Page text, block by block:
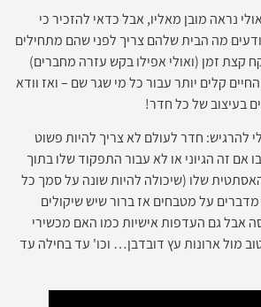
נראה מובן מאליו, אבל כדאי להזכיר כי
מה הבית שלהם צריך לפני שהם מתחילים
קצת זמן (ואולי אפילו בקש עזרה מחברים)
קלים יותר עבור כל מי שגר שם – ואז וודא
בעיצוב של כל חדר!
להרגיש: חדר לעולם לא צריך להיות פשוט
זה הגיוני או לא עבור התפקוד שלו בתוך
שלו (שיכולה להיות שונה על סמך כל
על מטבחים אז ברור שיש שיקולים
אבל גם העדפות אישיות כמו האם מכשירי
מול ארונות עץ דובדבן… וכו' עד בחילה עד